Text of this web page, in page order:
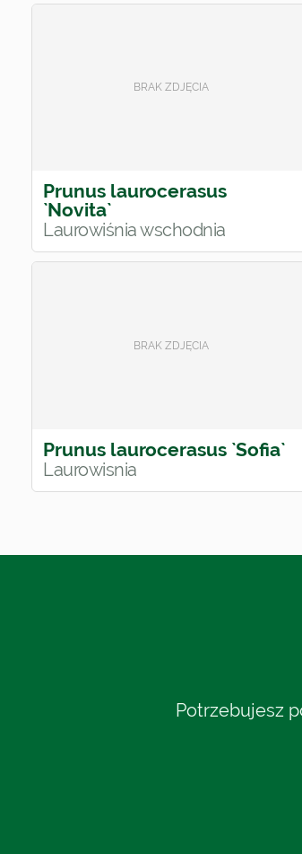
Prunus laurocerasus
`Novita`
Laurowiśnia wschodnia
Prunus laurocerasus `Sofia`
Laurowisnia
Potrzebujesz